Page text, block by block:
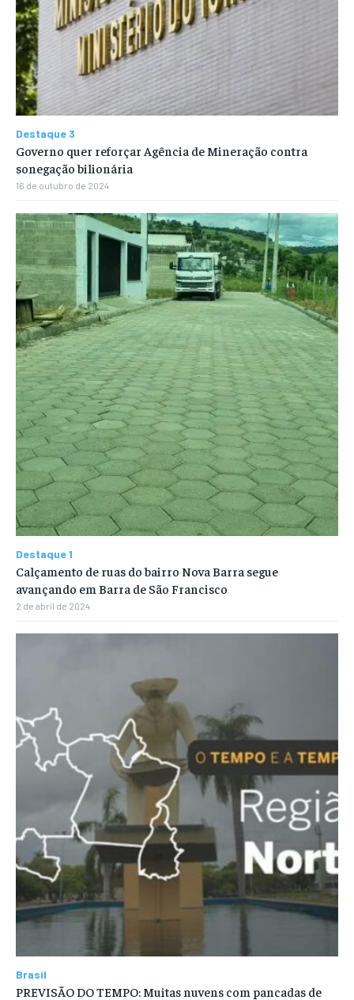
Destaque 3
Governo quer reforçar Agência de Mineração contra
sonegação bilionária
16 de outubro de 2024
Destaque 1
Calçamento de ruas do bairro Nova Barra segue
avançando em Barra de São Francisco
2 de abril de 2024
Brasil
PREVISÃO DO TEMPO: Muitas nuvens com pancadas de